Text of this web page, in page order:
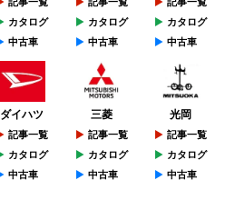
カタログ
中古車
カタログ
中古車
カタログ
中古車
ダイハツ
記事一覧
カタログ
中古車
三菱
記事一覧
カタログ
中古車
光岡
記事一覧
カタログ
中古車